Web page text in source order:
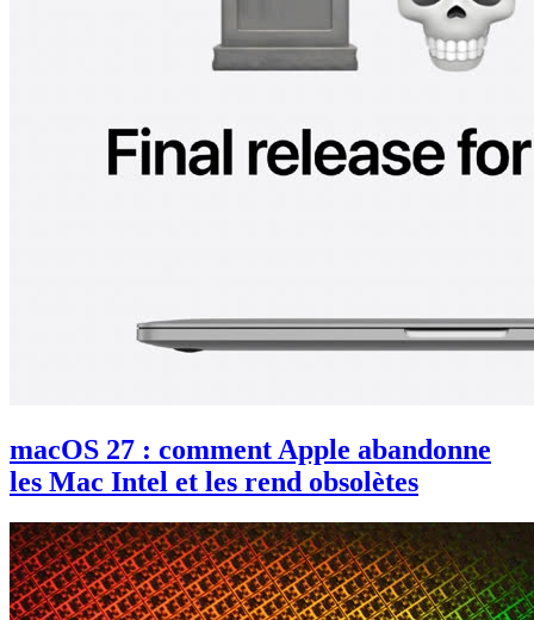
macOS 27 : comment Apple abandonne
les Mac Intel et les rend obsolètes